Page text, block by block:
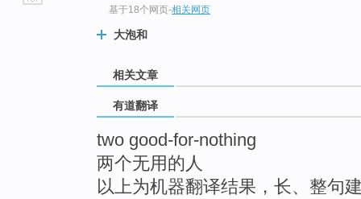
基于18个网页-相关网页
大泡和
相关文章
有道翻译
two good-for-nothing
两个无用的人
以上为机器翻译结果，长、整句